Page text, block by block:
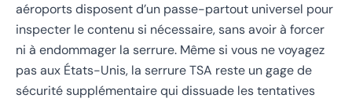
aéroports disposent d’un passe-partout universel pour
inspecter le contenu si nécessaire, sans avoir à forcer
ni à endommager la serrure. Même si vous ne voyagez
pas aux États-Unis, la serrure TSA reste un gage de
sécurité supplémentaire qui dissuade les tentatives